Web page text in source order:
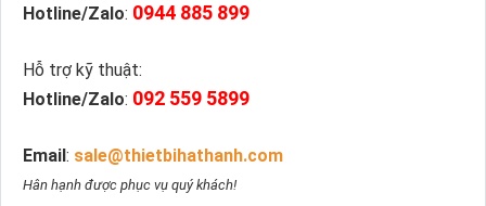
Hotline/Zalo: 0944 885 899
Hỗ trợ kỹ thuật:
Hotline/Zalo: 092 559 5899
Email: sale@thietbihathanh.com
Hân hạnh được phục vụ quý khách!